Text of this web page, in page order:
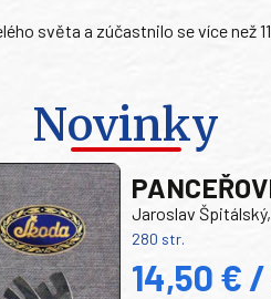
světa a zúčastnilo se více než
Novinky
Jaroslav
280 str.
14,50 €